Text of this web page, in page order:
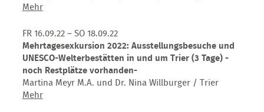
MehrAuslandsexkursion
Burgund
-
Schatzkammer
der
Geschichte
(8
FR 16.09.22 – SO 18.09.22
Mehrtagesexkursion 2022: Ausstellungsbesuche und
UNESCO-Welterbestätten in und um Trier (3 Tage) -
noch Restplätze vorhanden-
Martina Meyr M.A. und Dr. Nina Willburger / Trier
MehrMehrtagesexkursion